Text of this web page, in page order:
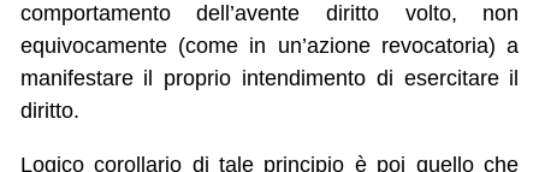
comportamento dell’avente diritto volto, non
equivocamente (come in un’azione revocatoria) a
manifestare il proprio intendimento di esercitare il
diritto.
Logico corollario di tale principio è poi quello che